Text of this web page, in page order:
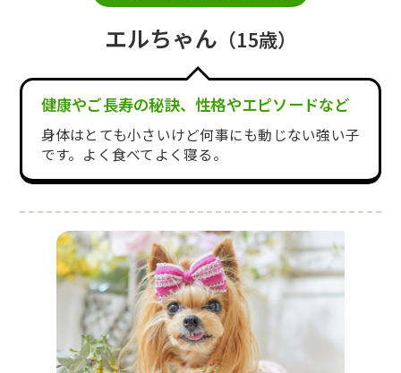
エルちゃん （15歳）
健康やご長寿の秘訣、性格やエピソードなど
身体はとても小さいけど何事にも動じない強い子
です。よく食べてよく寝る。